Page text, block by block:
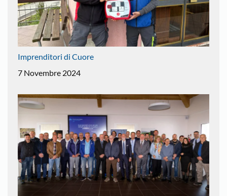
Imprenditori di Cuore
7 Novembre 2024